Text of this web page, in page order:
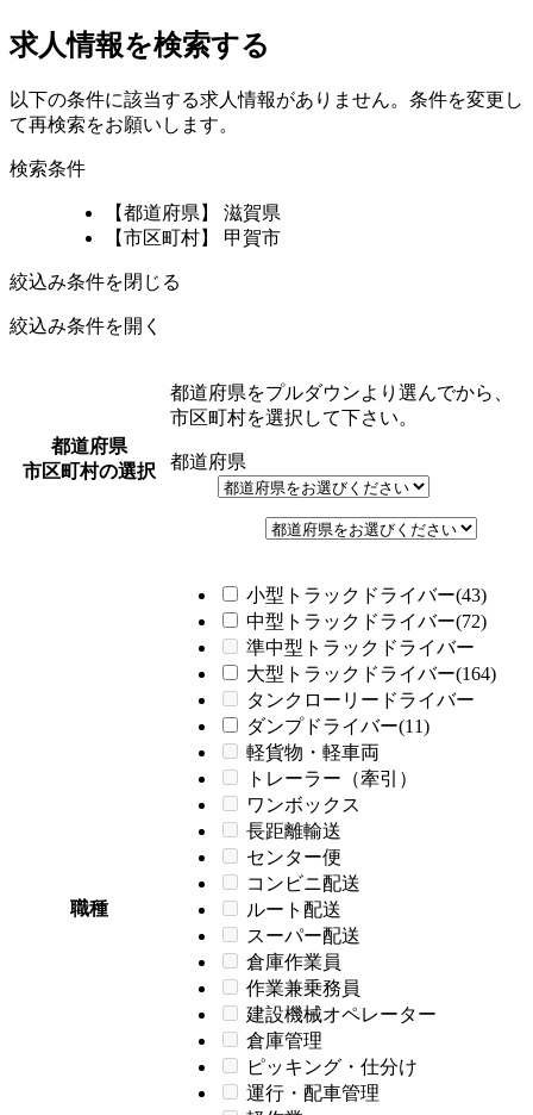
求人情報を検索する
以下の条件に該当する求人情報がありません。条件を変更し
て再検索をお願いします。
検索条件
【都道府県】 滋賀県
【市区町村】 甲賀市
絞込み条件を閉じる
絞込み条件を開く
都道府県
市区町村の選択
都道府県をプルダウンより選んでから、
市区町村を選択して下さい。
都道府県
職種
小型トラックドライバー(43)
中型トラックドライバー(72)
準中型トラックドライバー
大型トラックドライバー(164)
タンクローリードライバー
ダンプドライバー(11)
軽貨物・軽車両
トレーラー（牽引）
ワンボックス
長距離輸送
センター便
コンビニ配送
ルート配送
スーパー配送
倉庫作業員
作業兼乗務員
建設機械オペレーター
倉庫管理
ピッキング・仕分け
運行・配車管理